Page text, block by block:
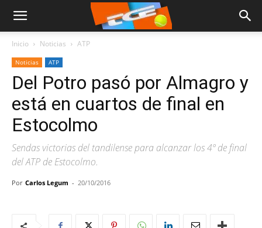
Inicio Noticias ATP
Noticias ATP
Del Potro pasó por Almagro y
está en cuartos de final en
Estocolmo
Sendas victorias del tandilense para alcanzar los 4º de final
del ATP de Estocolmo.
Por Carlos Legum - 20/10/2016